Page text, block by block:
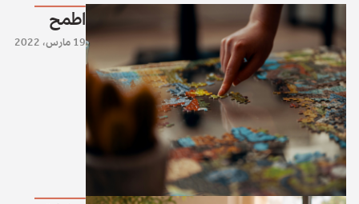
اطمح
19 مارس، 2022